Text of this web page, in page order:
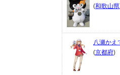
(和歌山県
八瀬かえ
(京都府)